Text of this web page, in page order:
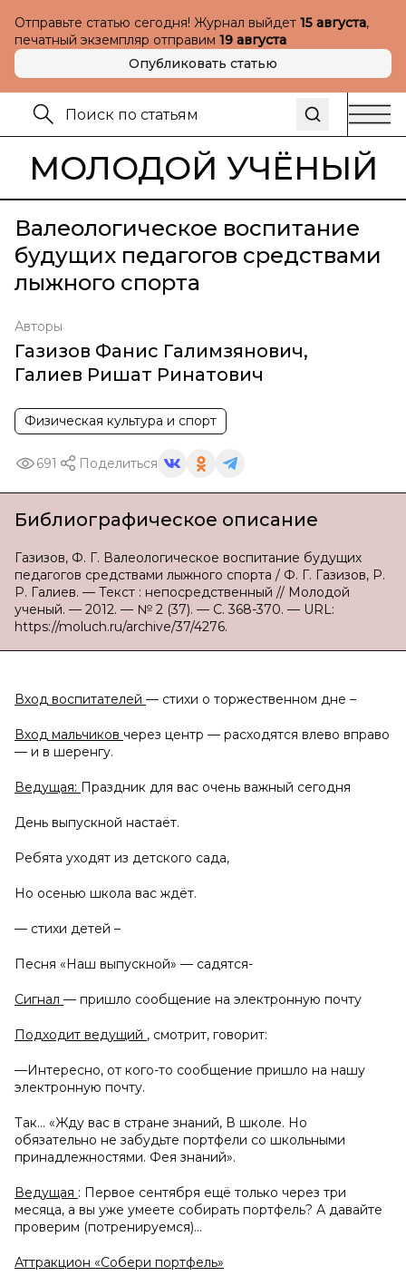
Отправьте статью сегодня! Журнал выйдет 15 августа,
печатный экземпляр отправим 19 августа
Опубликовать статью
МОЛОДОЙ УЧЁНЫЙ
Валеологическое воспитание
будущих педагогов средствами
лыжного спорта
Авторы
Газизов Фанис Галимзянович,
Галиев Ришат Ринатович
Физическая культура и спорт
691 Поделиться
Библиографическое описание
Газизов, Ф. Г. Валеологическое воспитание будущих
педагогов средствами лыжного спорта / Ф. Г. Газизов, Р.
Р. Галиев. — Текст : непосредственный // Молодой
ученый. — 2012. — № 2 (37). — С. 368-370. — URL:
https://moluch.ru/archive/37/4276.
Вход воспитателей — стихи о торжественном дне –
Вход мальчиков через центр — расходятся влево вправо
— и в шеренгу.
Ведущая: Праздник для вас очень важный сегодня
День выпускной настаёт.
Ребята уходят из детского сада,
Но осенью школа вас ждёт.
— стихи детей –
Песня «Наш выпускной» — садятся-
Сигнал — пришло сообщение на электронную почту
Подходит ведущий , смотрит, говорит:
—Интересно, от кого-то сообщение пришло на нашу
электронную почту.
Так… «Жду вас в стране знаний, В школе. Но
обязательно не забудьте портфели со школьными
принадлежностями. Фея знаний».
Ведущая : Первое сентября ещё только через три
месяца, а вы уже умеете собирать портфель? А давайте
проверим (потренируемся)…
Аттракцион «Собери портфель»